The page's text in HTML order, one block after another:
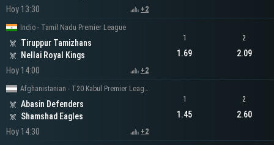
Hoy 13:30
+2
Indio - Tamil Nadu Premier League
Tiruppur Tamizhans
Nellai Royal Kings
Hoy 14:00
+2
1
1.69
2
2.09
Afghanistanian - T20 Kabul Premier League
Abasin Defenders
Shamshad Eagles
Hoy 14:30
+2
1
1.45
2
2.60